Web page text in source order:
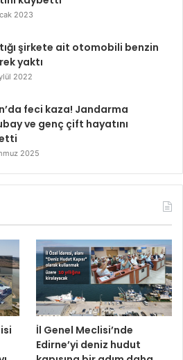
2023
şirkete ait otomobili benzin
yaktı
2022
feci kaza! Jandarma
ve genç çift hayatını
2025
İl Genel Meclisi’nde
Edirne’yi deniz hudut